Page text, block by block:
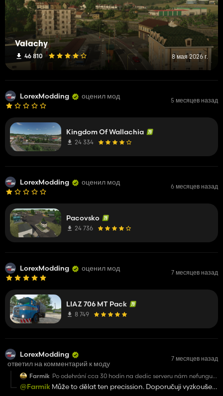
Valachy
46 810 8 мая 2026 г.
LorexModding оценил мод 5 месяцев назад
Kingdom Of Wallachia
24 334
LorexModding оценил мод 6 месяцев назад
Pacovsko
24 736
LorexModding оценил мод 7 месяцев назад
LIAZ 706 MT Pack
8 749
LorexModding
ответил на комментарий к моду
7 месяцев назад
Farmik Po odehrání cca 30 hodin na dedic serveru nám nefunguje
precision na poli číslo 20.. Nějaké rady proč?
@Farmik Může to dělat ten precission. Doporučuji vyzkoušet